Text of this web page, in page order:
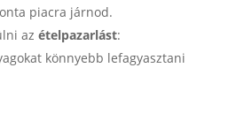
piacra járnod.
az ételpazarlást:
könnyebb lefagyasztani